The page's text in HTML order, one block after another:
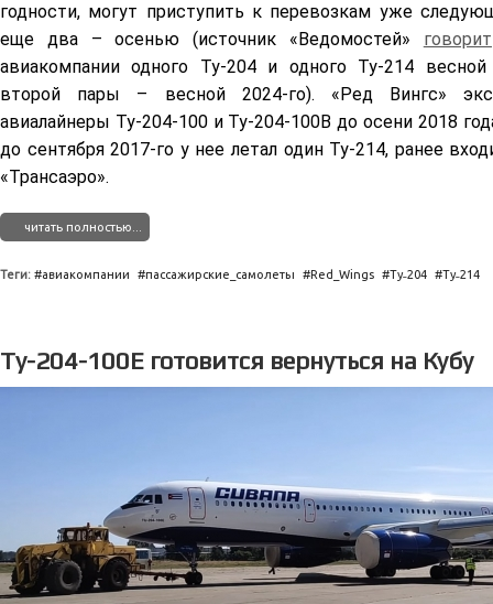
годности, могут приступить к перевозкам уже
еще два – осенью (источник «Ведомостей» говорит
авиакомпании одного Ту-204 и одного Ту-214
второй пары – весной 2024-го). «Ред Вингс»
авиалайнеры Ту-204-100 и Ту-204-100В до осени 2018
до сентября 2017-го у нее летал один Ту-214, ранее
«Трансаэро».
читать полностью...
Теги: авиакомпании пассажирские_самолеты Red_Wings Ту˗204 Ту˗214
Ту-204-100Е готовится вернуться на Кубу